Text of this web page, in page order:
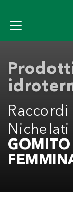
Raccordi
Nichelati